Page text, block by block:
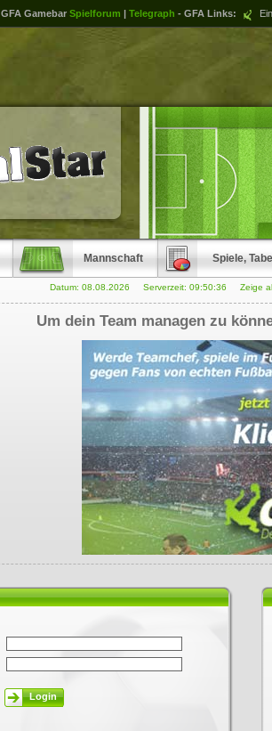
GFA Gamebar Spielforum | Telegraph - GFA Links:
Mannschaft Spiele,
Datum: 08.08.2026 Serverzeit: 09:50:36 Zeige
Um dein Team managen zu
Login